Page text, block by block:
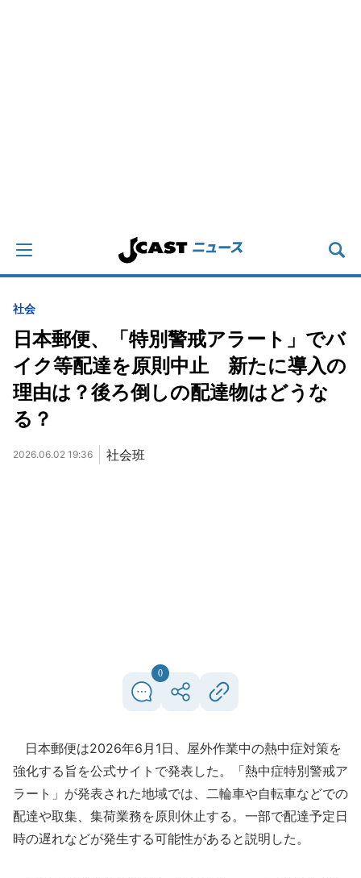
社会
日本郵便、「特別警戒アラート」でバ
イク等配達を原則中止 新たに導入の
理由は？後ろ倒しの配達物はどうな
る？
2026.06.02 19:36 社会班
0
日本郵便は2026年6月1日、屋外作業中の熱中症対策を
強化する旨を公式サイトで発表した。「熱中症特別警戒ア
ラート」が発表された地域では、二輪車や自転車などでの
配達や取集、集荷業務を原則休止する。一部で配達予定日
時の遅れなどが発生する可能性があると説明した。